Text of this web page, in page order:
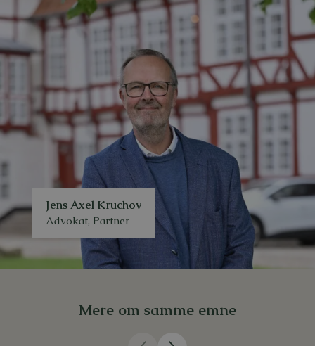
Jens Axel Kruchov
Advokat, Partner
Mere om samme emne